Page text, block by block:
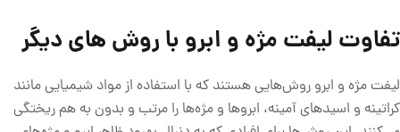
تفاوت لیفت مژه و ابرو با روش های دیگر
لیفت مژه و ابرو روش‌هایی هستند که با استفاده از مواد شیمیایی مانند
کراتینه و اسید‌های آمینه، ابروها و مژه‌ها را مرتب و بدون به هم ریختگی